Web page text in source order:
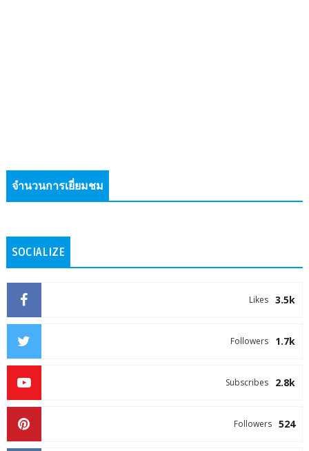
จำนวนการเยี่ยมชม
SOCIALIZE
3.5k
Likes
1.7k
Followers
2.8k
Subscribes
524
Followers